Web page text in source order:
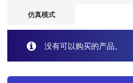
仿真模式
没有可以购买的产品。